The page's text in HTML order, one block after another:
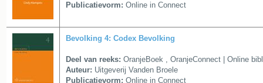
Publicatievorm: Online in Connect
Bevolking 4: Codex Bevolking
Deel van reeks: OranjeBoek , OranjeConnect | Online
Auteur: Uitgeverij Vanden Broele
Publicatievorm: Online in Connect